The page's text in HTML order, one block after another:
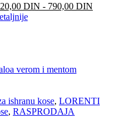
DIN - 790,00 DIN
ishranu kose, LORENTI
, RASPRODAJA